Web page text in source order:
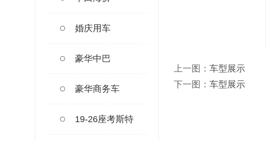
婚庆用车
豪华中巴
豪华商务车
19-26座考斯特
上一图： 车型展示
下一图： 车型展示